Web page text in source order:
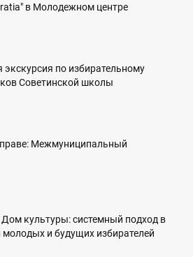
в Молодежном центре
по избирательному
Советинской школы
Межмуниципальный
культуры: системный подход в
и будущих избирателей